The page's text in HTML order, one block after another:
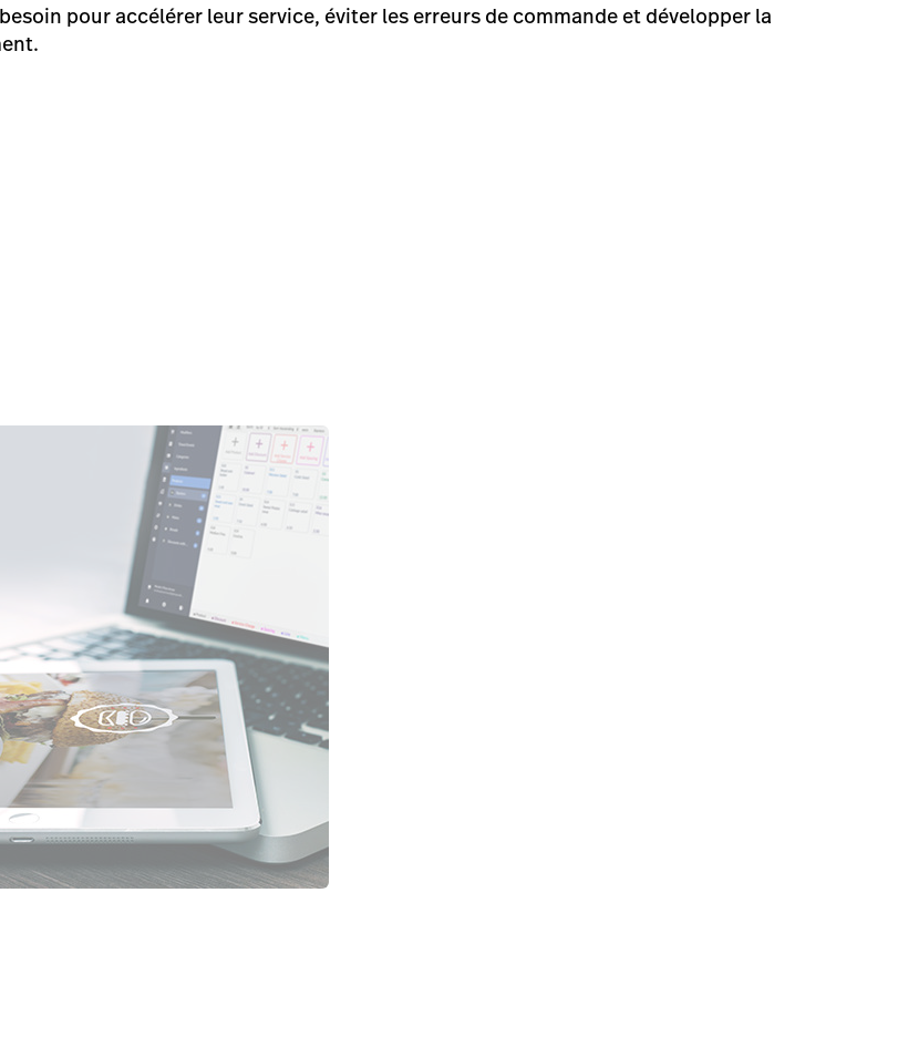
pour accélérer leur service, éviter les erreurs de commande et développer la